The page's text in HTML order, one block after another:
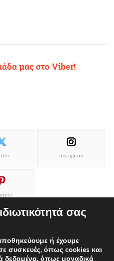
μας στο Viber!
instagram
σας
ή έχουμε
συσκευές, όπως cookies και
δεδομένα, όπως μοναδικά